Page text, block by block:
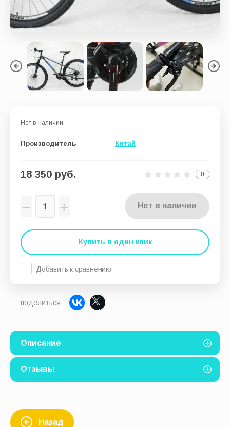
Нет в наличии
Производитель Китай
18 350 руб. 0
− + Нет в наличии
Купить в один клик
Добавить к сравнению
поделиться:
Описание
Отзывы
Назад